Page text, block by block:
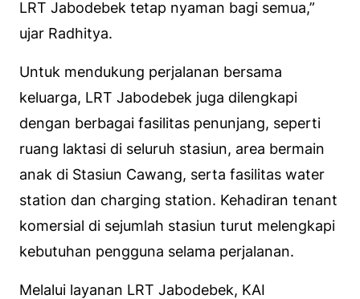
LRT Jabodebek tetap nyaman bagi semua,”
ujar Radhitya.
Untuk mendukung perjalanan bersama
keluarga, LRT Jabodebek juga dilengkapi
dengan berbagai fasilitas penunjang, seperti
ruang laktasi di seluruh stasiun, area bermain
anak di Stasiun Cawang, serta fasilitas water
station dan charging station. Kehadiran tenant
komersial di sejumlah stasiun turut melengkapi
kebutuhan pengguna selama perjalanan.
Melalui layanan LRT Jabodebek, KAI